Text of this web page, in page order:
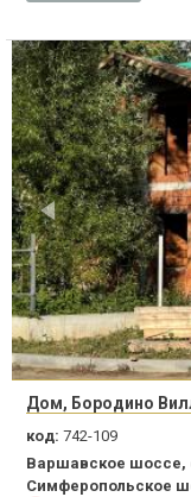
Дом, Бородино
код: 742-109
Варшавское шоссе,
Симферопольское